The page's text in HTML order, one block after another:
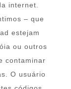
internet.
– que
estejam
ou outros
contaminar
O usuário